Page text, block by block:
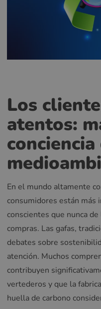
Los
atentos:
En el mundo altamente
consumidores están más
conscientes que nunca
compras. Las gafas,
debates sobre
atención. Muchos
contribuyen
vertederos y que la
huella de carbono